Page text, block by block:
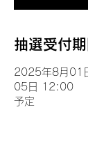
抽選受付期
2025年8月01
05日 12:00
予定